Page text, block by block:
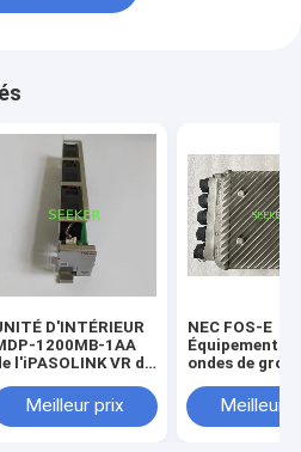
D'INTÉRIEUR
1200MB-1AA
l'iPASOLINK VR de
001
Meilleur prix
NEC FOS-E
Équipement à
ondes de
Meilleur